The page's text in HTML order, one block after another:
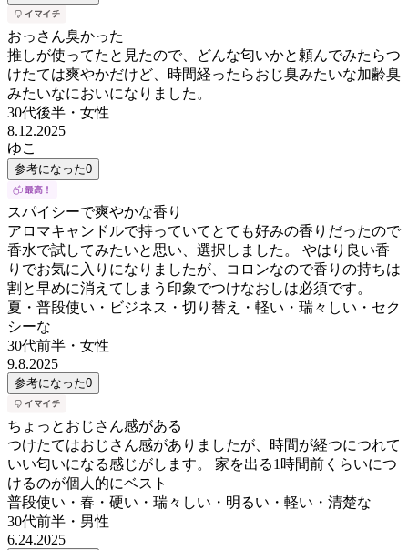
おっさん臭かった
推しが使ってたと見たので、どんな匂いかと頼んでみたらつ
けたては爽やかだけど、時間経ったらおじ臭みたいな加齢臭
みたいなにおいになりました。
30代後半 ・ 女性
8.12.2025
ゆこ
参考になった0
スパイシーで爽やかな香り
アロマキャンドルで持っていてとても好みの香りだったので
香水で試してみたいと思い、選択しました。 やはり良い香
りでお気に入りになりましたが、コロンなので香りの持ちは
割と早めに消えてしまう印象でつけなおしは必須です。
夏・普段使い・ビジネス・切り替え・軽い・瑞々しい・セク
シーな
30代前半 ・ 女性
9.8.2025
参考になった0
ちょっとおじさん感がある
つけたてはおじさん感がありましたが、時間が経つにつれて
いい匂いになる感じがします。 家を出る1時間前くらいにつ
けるのが個人的にベスト
普段使い・春・硬い・瑞々しい・明るい・軽い・清楚な
30代前半 ・ 男性
6.24.2025